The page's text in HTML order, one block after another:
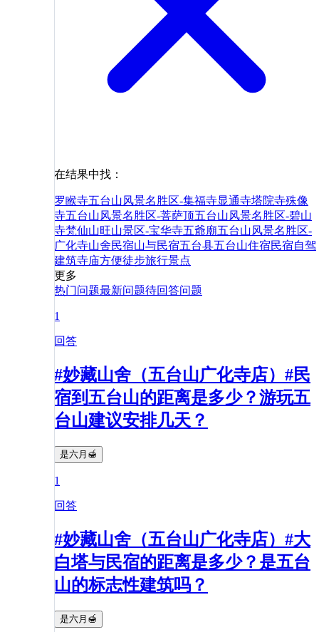
在结果中找：
罗睺寺五台山风景名胜区-集福寺显通寺塔院寺殊像
寺五台山风景名胜区-菩萨顶五台山风景名胜区-碧山
寺梵仙山旺山景区-宝华寺五爺廟五台山风景名胜区-
广化寺山舍民宿山与民宿五台县五台山住宿民宿自驾
建筑寺庙方便徒步旅行景点
更多
热门问题最新问题待回答问题
1
回答
#妙藏山舍（五台山广化寺店）#民
宿到五台山的距离是多少？游玩五
台山建议安排几天？
是六月🍯
1
回答
#妙藏山舍（五台山广化寺店）#大
白塔与民宿的距离是多少？是五台
山的标志性建筑吗？
是六月🍯